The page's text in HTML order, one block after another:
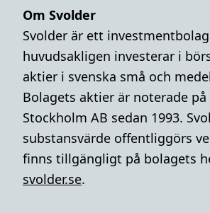
Om Svolder
Svolder är ett
huvudsakligen investerar i
aktier i svenska små och
Bolagets aktier är noterade på
Stockholm AB sedan 1993.
substansvärde offentliggörs
finns tillgängligt på bolagets
svolder.se.